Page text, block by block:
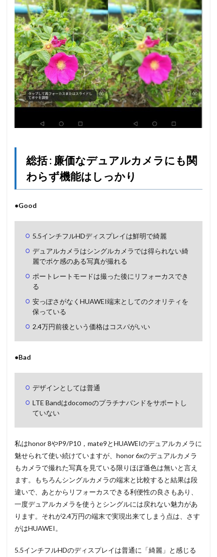
総括 : 廉価なデュアルカメラにも関
わらず機能はしっかり
●Good
5.5インチフルHDディスプレイは鮮明で綺麗
デュアルカメラはシングルカメラでは得られない綺
麗でボケ感のある写真が撮れる
ポートレートモードは撮った後にリフォーカスでき
る
安っぽさがなくHUAWEI端末としてのクオリティを
保っている
2.4万円前後という価格はコスパがいい
●Bad
デザインとしては普通
LTE Bandはdocomoのプラチナバンドをサポートし
ていない
私はhonor 8やP9/P10，mate9とHUAWEIのデュアルカメラに
魅せられて使い続けていますが、honor 6xのデュアルカメラ
もカメラで撮れた写真を見ている限りほぼ遜色は無いと言え
ます。もちろんシングルカメラの端末と比較すると結果は段
違いで、あとからリフォーカスできる利便性の良さもあり、
一度デュアルカメラを使うとシングルには戻れない魅力があ
ります。それが2.4万円の端末で実現出来てしまう点は、さす
がはHUAWEI。
5.5インチフルHDのディスプレイは普通に「綺麗」と感じる